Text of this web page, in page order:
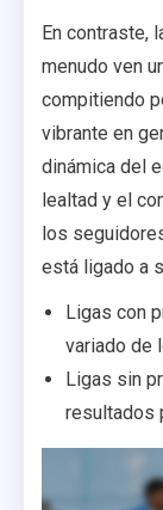
En contraste,
menudo ven
compitiendo
vibrante en
dinámica del
lealtad y el
los
está ligado a
Ligas con
variado de
Ligas sin
resultados